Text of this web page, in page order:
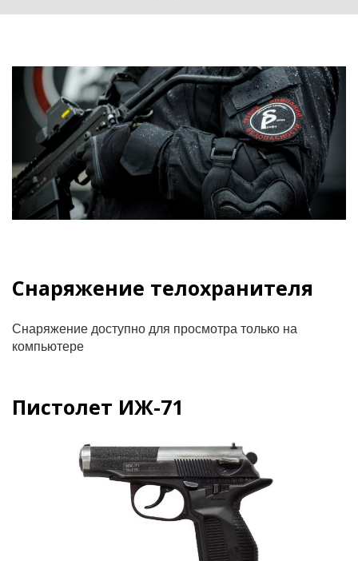
Снаряжение телохранителя
Снаряжение доступно для просмотра только на
компьютере
Пистолет ИЖ-71